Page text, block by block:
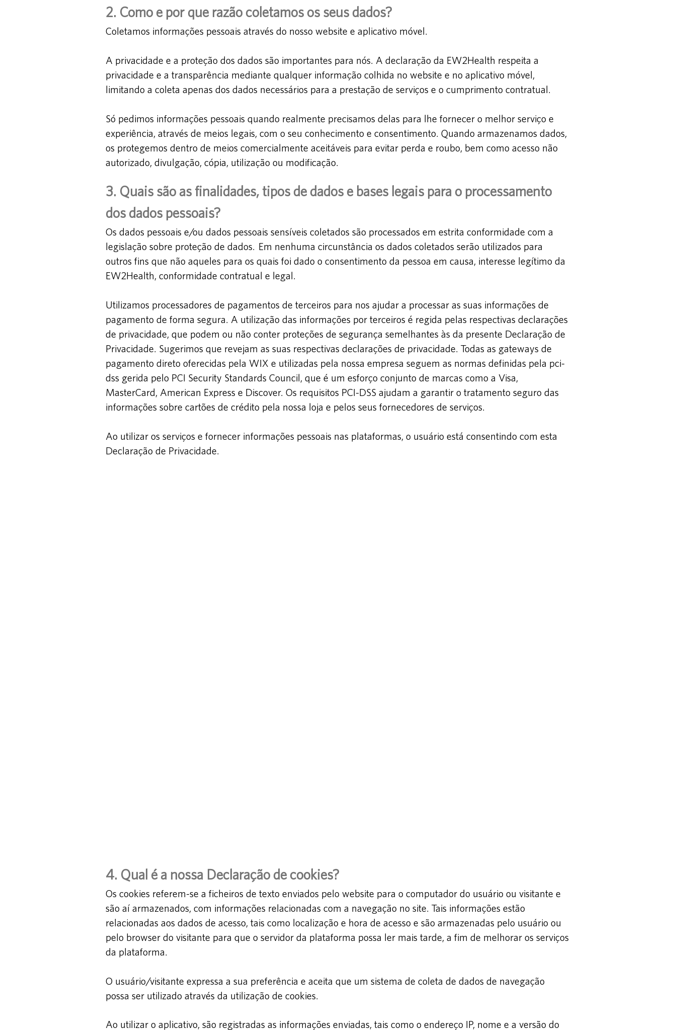
2. Como e por que razão coletamos os seus dados?
Coletamos informações pessoais através do nosso website e aplicativo móvel.
A privacidade e a proteção dos dados são importantes para nós. A declaração da EW2Health respeita a
privacidade e a transparência mediante qualquer informação colhida no website e no aplicativo móvel,
limitando a coleta apenas dos dados necessários para a prestação de serviços e o cumprimento contratual.
Só pedimos informações pessoais quando realmente precisamos delas para lhe fornecer o melhor serviço e
experiência, através de meios legais, com o seu conhecimento e consentimento. Quando armazenamos dados,
os protegemos dentro de meios comercialmente aceitáveis para evitar perda e roubo, bem como acesso não
autorizado, divulgação, cópia, utilização ou modificação.
3. Quais são as finalidades, tipos de dados e bases legais para o processamento
dos dados pessoais?
Os dados pessoais e/ou dados pessoais sensíveis coletados são processados em estrita conformidade com a
legislação sobre proteção de dados. Em nenhuma circunstância os dados coletados serão utilizados para
outros fins que não aqueles para os quais foi dado o consentimento da pessoa em causa, interesse legítimo da
EW2Health, conformidade contratual e legal.
Utilizamos processadores de pagamentos de terceiros para nos ajudar a processar as suas informações de
pagamento de forma segura. A utilização das informações por terceiros é regida pelas respectivas declarações
de privacidade, que podem ou não conter proteções de segurança semelhantes às da presente Declaração de
Privacidade. Sugerimos que revejam as suas respectivas declarações de privacidade. Todas as gateways de
pagamento direto oferecidas pela WIX e utilizadas pela nossa empresa seguem as normas definidas pela pci-
dss gerida pelo PCI Security Standards Council, que é um esforço conjunto de marcas como a Visa,
MasterCard, American Express e Discover. Os requisitos PCI-DSS ajudam a garantir o tratamento seguro das
informações sobre cartões de crédito pela nossa loja e pelos seus fornecedores de serviços.
Ao utilizar os serviços e fornecer informações pessoais nas plataformas, o usuário está consentindo com esta
Declaração de Privacidade.
4. Qual é a nossa Declaração de cookies?
Os cookies referem-se a ficheiros de texto enviados pelo website para o computador do usuário ou visitante e
são aí armazenados, com informações relacionadas com a navegação no site. Tais informações estão
relacionadas aos dados de acesso, tais como localização e hora de acesso e são armazenadas pelo usuário ou
pelo browser do visitante para que o servidor da plataforma possa ler mais tarde, a fim de melhorar os serviços
da plataforma.
O usuário/visitante expressa a sua preferência e aceita que um sistema de coleta de dados de navegação
possa ser utilizado através da utilização de cookies.
Ao utilizar o aplicativo, são registradas as informações enviadas, tais como o endereço IP, nome e a versão do